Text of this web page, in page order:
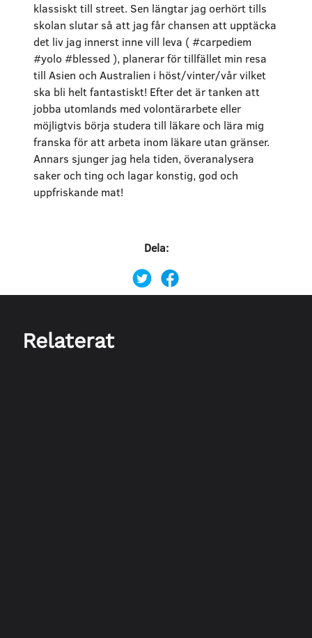
klassiskt till street. Sen längtar jag oerhört tills
skolan slutar så att jag får chansen att upptäcka
det liv jag innerst inne vill leva ( #carpediem
#yolo #blessed ), planerar för tillfället min resa
till Asien och Australien i höst/vinter/vår vilket
ska bli helt fantastiskt! Efter det är tanken att
jobba utomlands med volontärarbete eller
möjligtvis börja studera till läkare och lära mig
franska för att arbeta inom läkare utan gränser.
Annars sjunger jag hela tiden, överanalysera
saker och ting och lagar konstig, god och
uppfriskande mat!
Dela:
Relaterat